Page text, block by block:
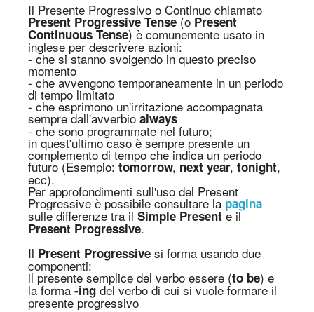
Il Presente Progressivo o Continuo chiamato
Present Progressive Tense (o Present
Continuous Tense) è comunemente usato in
inglese per descrivere azioni:
- che si stanno svolgendo in questo preciso
momento
- che avvengono temporaneamente in un periodo
di tempo limitato
- che esprimono un'irritazione accompagnata
sempre dall'avverbio always
- che sono programmate nel futuro;
in quest'ultimo caso è sempre presente un
complemento di tempo che indica un periodo
futuro (Esempio: tomorrow, next year, tonight,
ecc).
Per approfondimenti sull'uso del Present
Progressive è possibile consultare la pagina
sulle differenze tra il Simple Present e il
Present Progressive.
Il Present Progressive si forma usando due
componenti:
il presente semplice del verbo essere (to be) e
la forma -ing del verbo di cui si vuole formare il
presente progressivo